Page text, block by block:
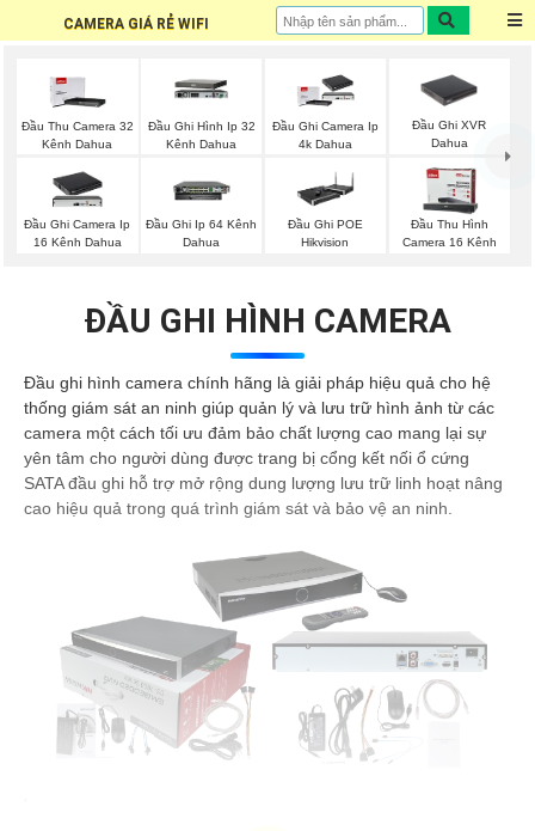
CAMERA GIÁ RẺ WIFI
Đầu Thu Camera 32
Kênh Dahua
Đầu Ghi Hình Ip 32
Kênh Dahua
Đầu Ghi Camera Ip
4k Dahua
Đầu Ghi XVR
Dahua
Đầu Ghi Camera Ip
16 Kênh Dahua
Đầu Ghi Ip 64 Kênh
Dahua
Đầu Ghi POE
Hikvision
Đầu Thu Hình
Camera 16 Kênh
ĐẦU GHI HÌNH CAMERA
Đầu ghi hình camera chính hãng là giải pháp hiệu quả cho hệ
thống giám sát an ninh giúp quản lý và lưu trữ hình ảnh từ các
camera một cách tối ưu đảm bảo chất lượng cao mang lại sự
yên tâm cho người dùng được trang bị cổng kết nối ổ cứng
SATA đầu ghi hỗ trợ mở rộng dung lượng lưu trữ linh hoạt nâng
cao hiệu quả trong quá trình giám sát và bảo vệ an ninh.